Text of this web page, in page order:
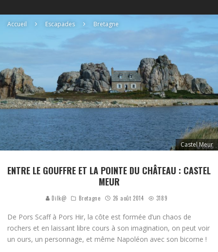
Accueil Escapades Bretagne
Castel Meur
ENTRE LE GOUFFRE ET LA POINTE DU CHÂTEAU : CASTEL
MEUR
Dilk@ Bretagne 26 août 2014 3189
De Pors Scaff à Pors Hir, la côte est formée d’un chaos de
rochers et en laissant libre cours à son imagination, on peut voir
un ours, un personnage, et même Napoléon avec son bicorne !